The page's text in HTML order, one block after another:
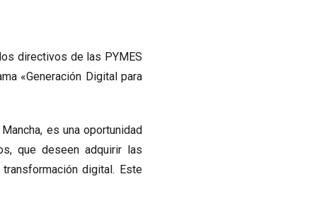
directivos de las PYMES
«Generación Digital para
es una oportunidad
que deseen adquirir las
digital. Este